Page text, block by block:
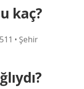
kaç?
• Şehir